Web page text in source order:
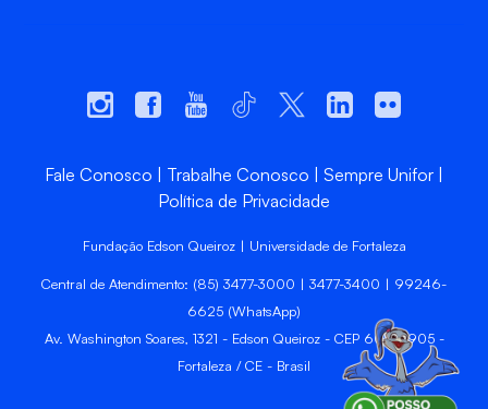
Fale Conosco Trabalhe Conosco
Sempre Unifor
Política de Privacidade
Fundação Edson Queiroz | Universidade de Fortaleza
Central de Atendimento: (85) 3477-3000 | 3477-3400 | 99246-
6625 (WhatsApp)
Av. Washington Soares, 1321 - Edson Queiroz - CEP 60811-905 -
Fortaleza / CE - Brasil